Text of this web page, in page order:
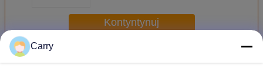
Kontyntynuj
Jeszcze Zewnętrzny kolorowy wyświetlacz LED
Carry